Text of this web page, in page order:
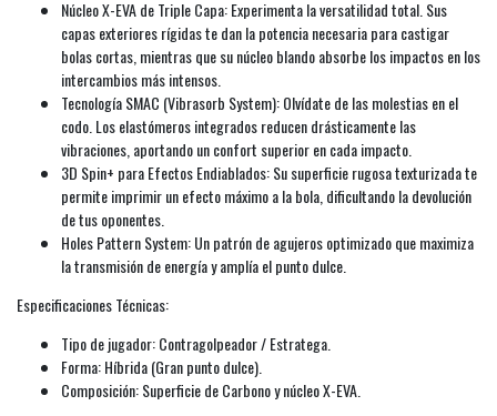
Núcleo X-EVA de Triple Capa: Experimenta la versatilidad total. Sus
capas exteriores rígidas te dan la potencia necesaria para castigar
bolas cortas, mientras que su núcleo blando absorbe los impactos en los
intercambios más intensos.
Tecnología SMAC (Vibrasorb System): Olvídate de las molestias en el
codo. Los elastómeros integrados reducen drásticamente las
vibraciones, aportando un confort superior en cada impacto.
3D Spin+ para Efectos Endiablados: Su superficie rugosa texturizada te
permite imprimir un efecto máximo a la bola, dificultando la devolución
de tus oponentes.
Holes Pattern System: Un patrón de agujeros optimizado que maximiza
la transmisión de energía y amplía el punto dulce.
Especificaciones Técnicas:
Tipo de jugador: Contragolpeador / Estratega.
Forma: Híbrida (Gran punto dulce).
Composición: Superficie de Carbono y núcleo X-EVA.